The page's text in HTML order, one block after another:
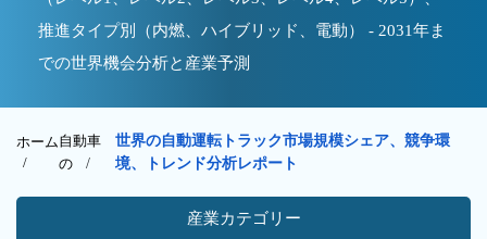
推進タイプ別（内燃、ハイブリッド、電動） - 2031年ま
での世界機会分析と産業予測
ホーム
/
自動車
の /
世界の自動運転トラック市場規模シェア、競争環
境、トレンド分析レポート
産業カテゴリー